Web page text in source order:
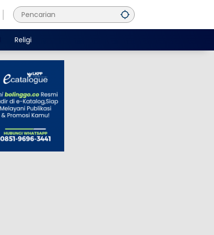
Religi